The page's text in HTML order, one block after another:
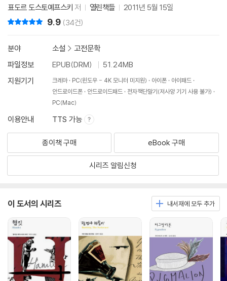
표도르 도스토예프스키 저 열린책들 2011년 5월 15일
9.9 (34건)
분야 소설 > 고전문학
파일정보
EPUB(DRM)
51.24MB
지원기기
크레마 PC(윈도우 - 4K 모니터 미지원) 아이폰
아이패드
안드로이드폰
안드로이드패드
전자책단말기(저사양 기기 사용 불가)
PC(Mac)
이용안내 TTS 가능
종이책 구매 eBook 구매
시리즈 알림신청
이 도서의 시리즈 내서재에 모두 추가